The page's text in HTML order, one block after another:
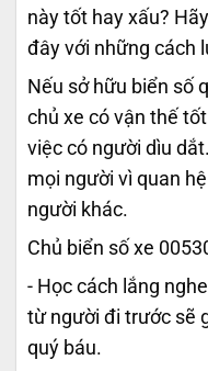
này tốt hay xấu?
đây với những cách
Nếu sở hữu biển số
chủ xe có vận thế
việc có người dìu
mọi người vì quan
người khác.
Chủ biển số xe
- Học cách lắng
từ người đi trước sẽ
quý báu.